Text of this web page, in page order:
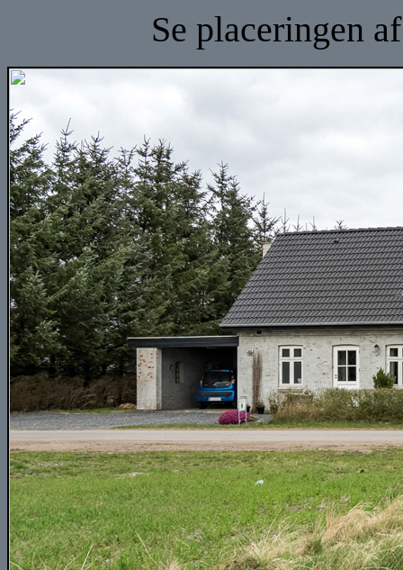
Se placeringen